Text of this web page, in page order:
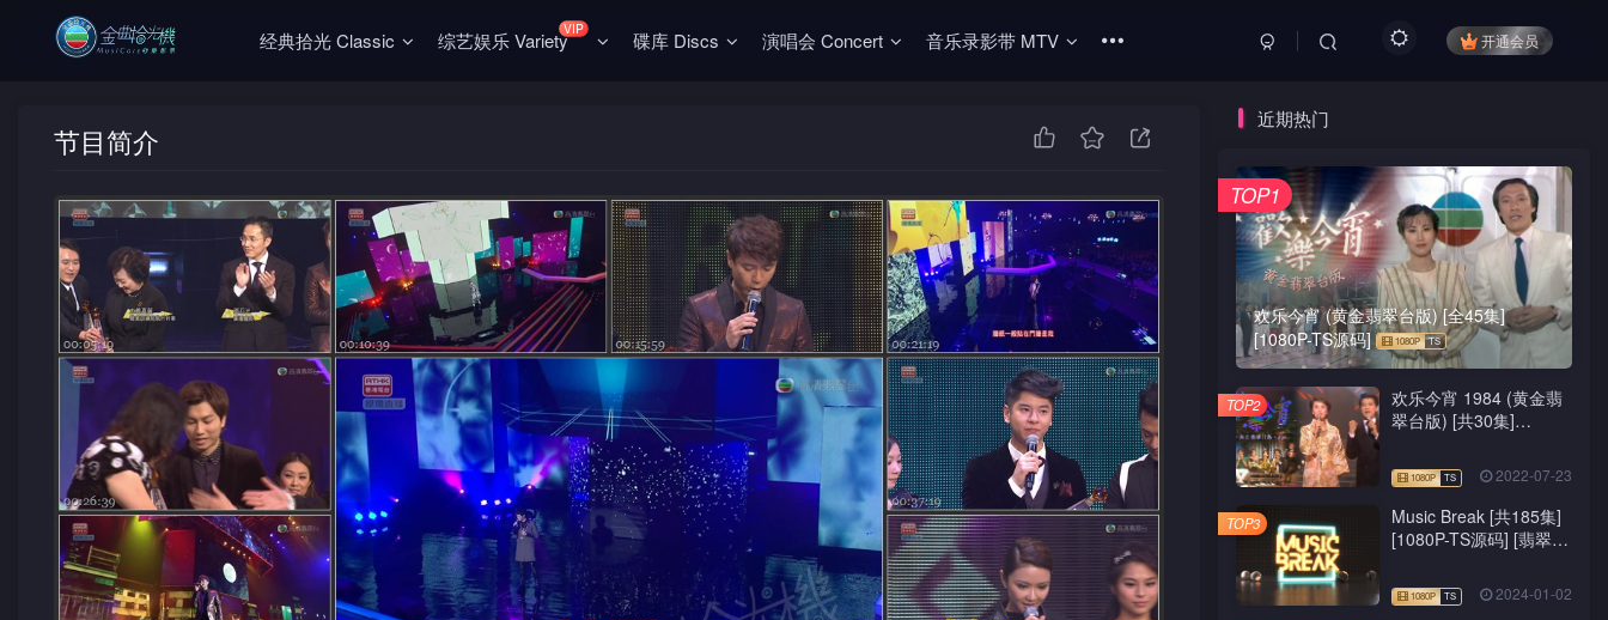
经典拾光 Classic 综艺娱乐 VarietyVIP 碟库 Discs 演唱会 Concert 音乐录影带 MTV 开通会员
节目简介
近期热门
欢乐今宵 (黄金翡翠台版) [全45集]
[1080P-TS源码]
TOP1
欢乐今宵 1984 (黄金翡
翠台版) [共30集]
2022-07-23
TOP2
Music Break [共185集]
[1080P-TS源码] [翡翠
2024-01-02
TOP3